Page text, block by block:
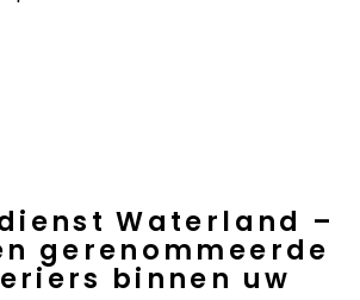
Waterland –
gerenommeerde
binnen uw